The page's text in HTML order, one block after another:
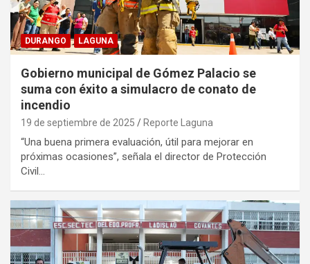
DURANGO LAGUNA
Gobierno municipal de Gómez Palacio se
suma con éxito a simulacro de conato de
incendio
19 de septiembre de 2025 Reporte Laguna
“Una buena primera evaluación, útil para mejorar en
próximas ocasiones”, señala el director de Protección
Civil…